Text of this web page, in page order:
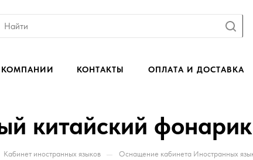
КОНТАКТЫ ОПЛАТА И ДОСТАВКА
китайский
Кабинет иностранных языков — Оснащение кабинета Иностранных